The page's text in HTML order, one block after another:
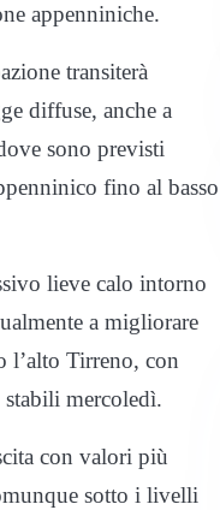
appenniniche.
transiterà
diffuse, anche a
sono previsti
fino al basso
lieve calo intorno
a migliorare
l’alto Tirreno, con
mercoledì.
con valori più
sotto i livelli